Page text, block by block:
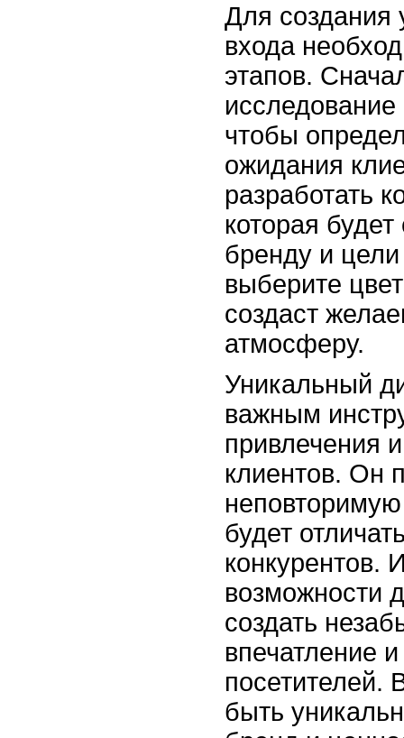
Для создания
входа
этапов.
чтобы
ожидания
разработать
которая будет
бренду и
выберите
создаст
атмосферу.
Уникальный
важным
привлечения
клиентов. Он
будет
конкурентов.
возможности
создать
впечатление
посетителей.
быть